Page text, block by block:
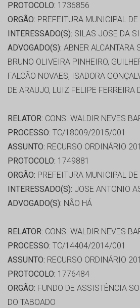
PROTOCOLO: 1736856
ORGÃO: PREFEITURA MUNICIPAL
INTERESSADO(S): SILAS JOSE DA
ADVOGADO(S): ABNER ALCANTARA
BRUNO OLIVEIRA PINHEIRO,
FALCÃO NOVAES, ISADORA
DE ARAUJO, LUIZ FELIPE FERREIRA
RELATOR: CONS. WALDIR NEVES
PROCESSO: TC/18009/2015/001
ASSUNTO: RECURSO ORDINÁRIO
PROTOCOLO: 1749881
ORGÃO: PREFEITURA MUNICIPAL
INTERESSADO(S): JOSE ANTONIO
ADVOGADO(S): NÃO HÁ
RELATOR: CONS. WALDIR NEVES
PROCESSO: TC/14404/2014/001
ASSUNTO: RECURSO ORDINÁRIO
PROTOCOLO: 1776484
ORGÃO: FUNDO DE ASSISTÊNCIA
DO TABOADO